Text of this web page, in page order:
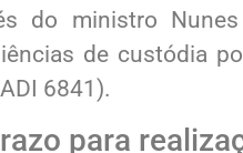
do ministro
de custódia
6841).
para